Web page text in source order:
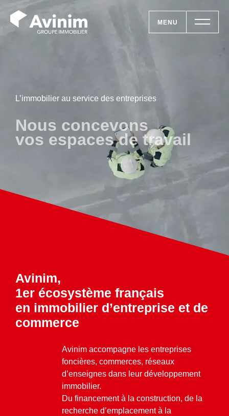
MENU
Nos solutions
Le groupe
Réalisations
Nous rejoindre
Accueil
Réferences
Actualités
Découvrir Avinim
Ensemble en confiance
L’immobilier au service des entreprises
Nous construisons
vos batiments
Avinim,
1er écosystème français
en immobilier d’entreprise et de
commerce
Avinim accompagne les entreprises
foncières, commerces, réseaux
d’enseignes dans leur développement
immobilier.
Du financement à la construction, de la
recherche d’emplacement à la